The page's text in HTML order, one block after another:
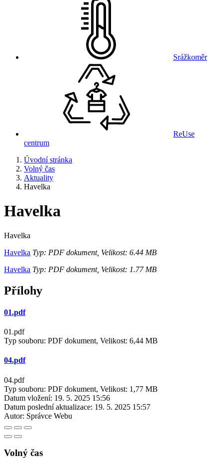
Srážkoměr
ReUse
centrum
Úvodní stránka
Volný čas
Aktuality
Havelka
Havelka
Havelka
Havelka Typ: PDF dokument, Velikost: 6.44 MB
Havelka Typ: PDF dokument, Velikost: 1.77 MB
Přílohy
01.pdf
01.pdf
Typ souboru: PDF dokument, Velikost: 6,44 MB
04.pdf
04.pdf
Typ souboru: PDF dokument, Velikost: 1,77 MB
Datum vložení: 19. 5. 2025 15:56
Datum poslední aktualizace: 19. 5. 2025 15:57
Autor: Správce Webu
Volný čas